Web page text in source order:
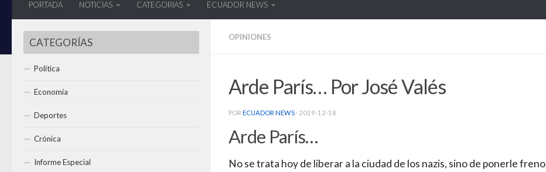
PORTADA NOTICIAS CATEGORIAS ECUADOR NEWS
OPINIONES
Arde París… Por José Valés
POR ECUADOR NEWS · 2019-12-18
Arde París…
No se trata hoy de liberar a la ciudad de los nazis, sino de ponerle freno
CATEGORÍAS
Política
Economía
Deportes
Crónica
Informe Especial